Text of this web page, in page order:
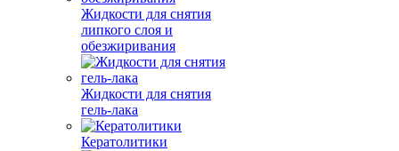
Жидкости для снятия
липкого слоя и
обезжиривания
Жидкости для снятия
гель-лака
Кератолитики